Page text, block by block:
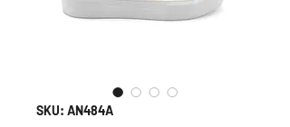
SKU: AN484A